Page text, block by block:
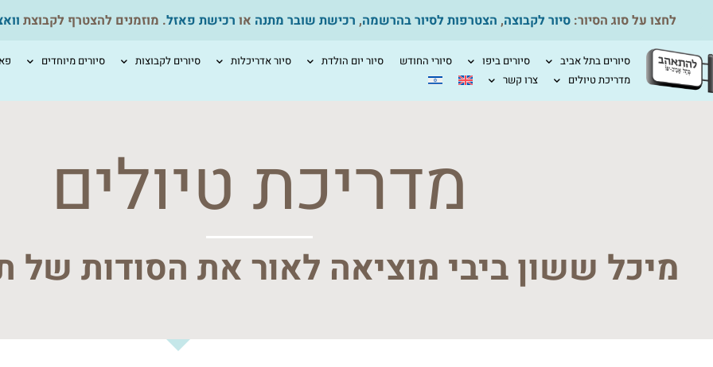
לחצו על סוג הסיור: סיור לקבוצה, הצטרפות לסיור בהרשמה, רכישת שובר מתנה או רכישת פאזל. מוזמנים להצטרף לקבוצת
סיורים בתל אביב סיורים ביפו סיורי החודש סיור יום הולדת סיור אדריכלות סיורים לקבוצות סיורים מיוחדים
מדריכת טיולים
צרו קשר
מדריכת טיולים
מיכל ששון ביבי מוציאה לאור את הסודות של